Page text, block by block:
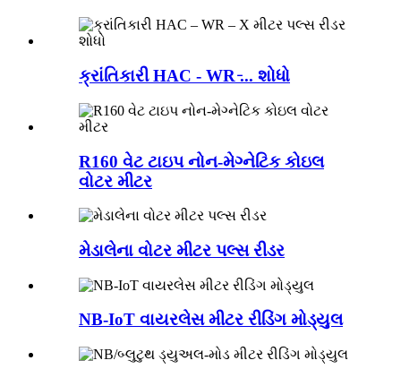
ક્રાંતિકારી HAC - WR ̵... શોધો
R160 વેટ ટાઇપ નોન-મેગ્નેટિક કોઇલ
વોટર મીટર
મેડાલેના વોટર મીટર પલ્સ રીડર
NB-IoT વાયરલેસ મીટર રીડિંગ મોડ્યુલ